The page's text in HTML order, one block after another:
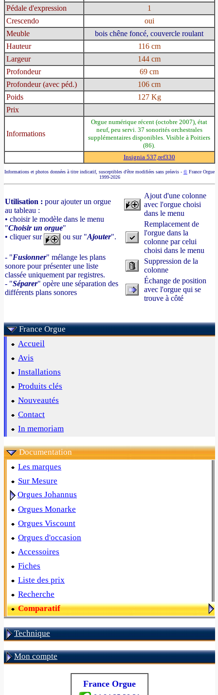
Pédale d'expression
1
Crescendo
oui
Meuble
bois chêne foncé, couvercle roulant
Hauteur
116 cm
Largeur
144 cm
Profondeur
69 cm
Profondeur (avec péd.)
106 cm
Poids
127 Kg
Prix
Informations
Orgue numérique récent (octobre 2007), état
neuf, peu servi. 37 sonorités orchestrales
supplémentaires disponibles. Visible à Poitiers
(86).
Insignia 537,ref330
Informations et photos données à titre indicatif, susceptibles d'être modifiées sans préavis - © France Orgue
1999-2026
Utilisation : pour ajouter un orgue
au tableau :
• choisir le modèle dans le menu
"Choisir un orgue"
• cliquer sur
ou sur "Ajouter".
- "Fusionner" mélange les plans
sonore pour présenter une liste
classée uniquement par registres.
- "Séparer" opère une séparation des
différents plans sonores
Ajout d'une colonne
avec l'orgue choisi
dans le menu
Remplacement de
l'orgue dans la
colonne par celui
choisi dans le menu
Suppression de la
colonne
Échange de position
avec l'orgue qui se
trouve à côté
France Orgue
Accueil
Avis
Installations
Produits clés
Nouveautés
Contact
In memoriam
Documentation
Les marques
Sur Mesure
Orgues Johannus
Orgues Monarke
Orgues Viscount
Orgues d'occasion
Accessoires
Fiches
Liste des prix
Recherche
Comparatif
Technique
Mon compte
France Orgue